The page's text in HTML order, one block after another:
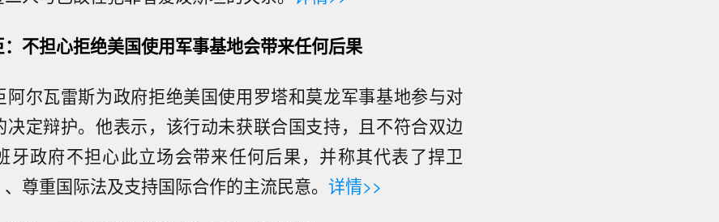
不担心拒绝美国使用军事基地会带来任何后果
阿尔瓦雷斯为政府拒绝美国使用罗塔和莫龙军事基地参与对
决定辩护。他表示，该行动未获联合国支持，且不符合双边
牙政府不担心此立场会带来任何后果，并称其代表了捍卫
、尊重国际法及支持国际合作的主流民意。 详情>>